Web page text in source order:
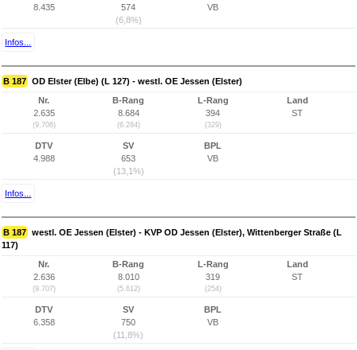
8.435
574
(6,8%)
VB
Infos...
B 187 OD Elster (Elbe) (L 127) - westl. OE Jessen (Elster)
Nr.
2.635
(9.706)
B-Rang
8.684
(6.284)
L-Rang
394
(329)
Land
ST
DTV
4.988
SV
653
(13,1%)
BPL
VB
Infos...
B 187 westl. OE Jessen (Elster) - KVP OD Jessen (Elster), Wittenberger Straße (L
117)
Nr.
2.636
(9.707)
B-Rang
8.010
(5.612)
L-Rang
319
(254)
Land
ST
DTV
6.358
SV
750
(11,8%)
BPL
VB